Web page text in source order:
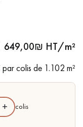
parquet.
à huiler.
le parement
649,00₪ HT/m²
colis de 1.102 m²
+ colis